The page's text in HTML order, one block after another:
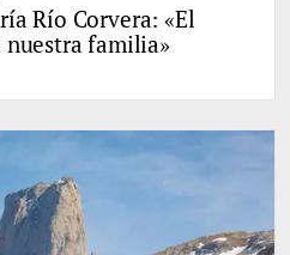
Río Corvera: «El
nuestra familia»